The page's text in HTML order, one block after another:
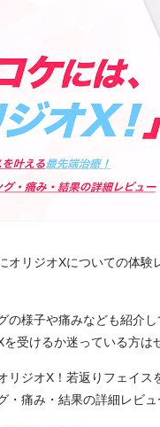
オリジオXについての体験
の様子や痛みなども紹介
受けるか迷っている方は
リジオX！若返りフェイス
・痛み・結果の詳細レビュ